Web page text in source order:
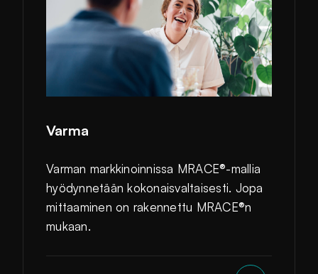
Varma
Varman markkinoinnissa MRACE®-mallia
hyödynnetään kokonaisvaltaisesti. Jopa
mittaaminen on rakennettu MRACE®n
mukaan.